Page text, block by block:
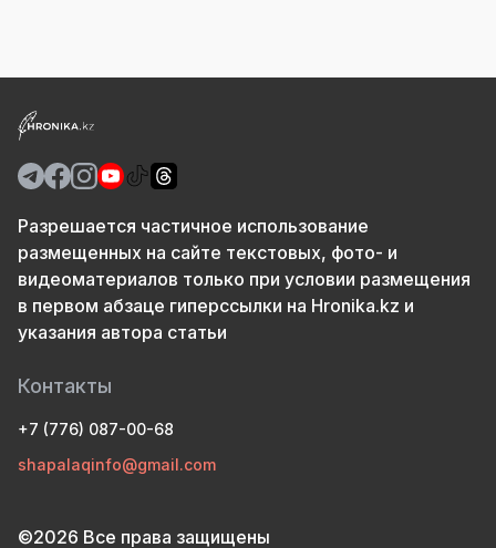
Разрешается частичное использование
размещенных на сайте текстовых, фото- и
видеоматериалов только при условии размещения
в первом абзаце гиперссылки на Hronika.kz и
указания автора статьи
Контакты
+7 (776) 087-00-68
shapalaqinfo@gmail.com
©2026 Все права защищены